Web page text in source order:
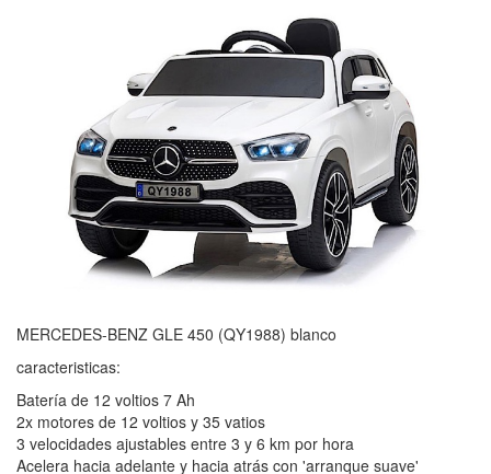
MERCEDES-BENZ GLE 450 (QY1988) blanco
caracteristicas:
Batería de 12 voltios 7 Ah
2x motores de 12 voltios y 35 vatios
3 velocidades ajustables entre 3 y 6 km por hora
Acelera hacia adelante y hacia atrás con 'arranque suave'